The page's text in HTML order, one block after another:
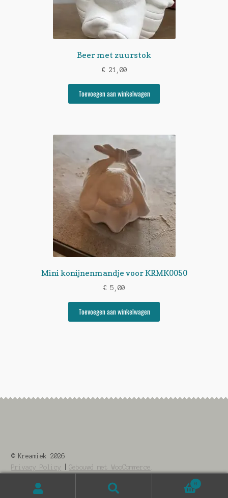
Beer met zuurstok
€ 21,00
Toevoegen aan winkelwagen
Mini konijnenmandje voor KRMK0050
€ 5,00
Toevoegen aan winkelwagen
© Kreamiek 2026
Privacy Policy
Gebouwd met WooCommerce
0